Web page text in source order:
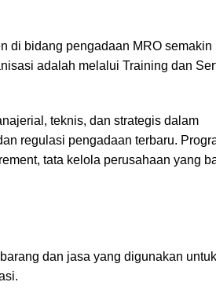
di bidang pengadaan MRO semakin
adalah melalui Training dan
teknis, dan strategis dalam
regulasi pengadaan terbaru.
tata kelola perusahaan yang
dan jasa yang digunakan untuk